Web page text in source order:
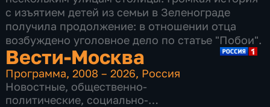
с изъятием детей из семьи в Зеленограде
получила продолжение: в отношении отца
возбуждено уголовное дело по статье "Побои".
Вести-Москва
Программа,2008 – 2026, Россия
Новостные, общественно-
политические, социально-